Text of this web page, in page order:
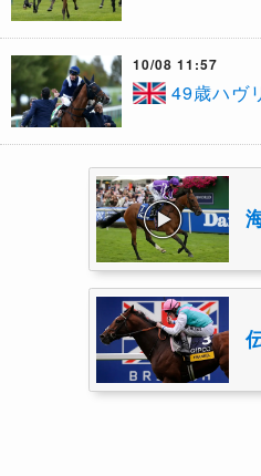
10/08 11:57
49歳ハヴ